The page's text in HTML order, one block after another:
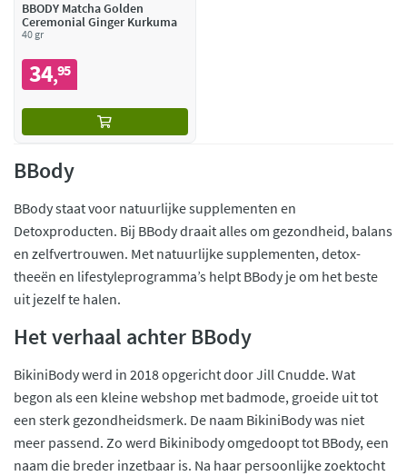
BBODY Matcha Golden
Ceremonial Ginger Kurkuma
40 gr
34,95
BBody
BBody staat voor natuurlijke supplementen en
Detoxproducten. Bij BBody draait alles om gezondheid, balans
en zelfvertrouwen. Met natuurlijke supplementen, detox-
theeën en lifestyleprogramma’s helpt BBody je om het beste
uit jezelf te halen.
Het verhaal achter BBody
BikiniBody werd in 2018 opgericht door Jill Cnudde. Wat
begon als een kleine webshop met badmode, groeide uit tot
een sterk gezondheidsmerk. De naam BikiniBody was niet
meer passend. Zo werd Bikinibody omgedoopt tot BBody, een
naam die breder inzetbaar is. Na haar persoonlijke zoektocht